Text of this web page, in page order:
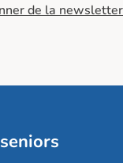
de la newsletter